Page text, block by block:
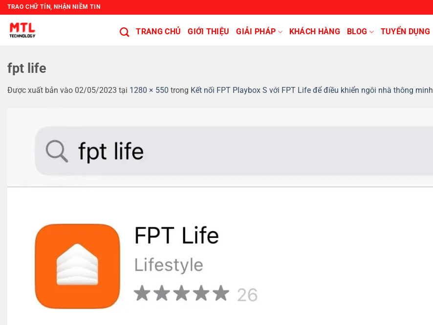
Bỏ
qua
nội
TRAO CHỮ TÍN, NHẬN NIỀM TIN
TRANG CHỦ GIỚI THIỆU GIẢI PHÁP KHÁCH HÀNG BLOG TUYỂN DỤNG
fpt life
Được xuất bản vào 02/05/2023 tại 1280 × 550 trong Kết nối FPT Playbox S với FPT Life để điều khiển ngôi nhà thông minh